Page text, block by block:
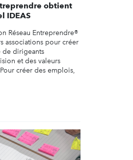
obtient
IDEAS
Réseau Entreprendre®
associations pour créer
de dirigeants
et des valeurs
créer des emplois,